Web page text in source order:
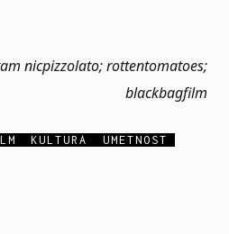
nicpizzolato;rottentomatoes;
blackbagfilm
KULTURA UMETNOST